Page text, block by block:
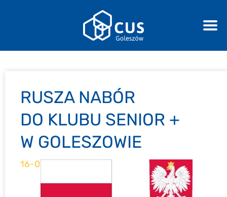
RUSZA NABÓR
DO KLUBU SENIOR +
W GOLESZOWIE
16-02-2024